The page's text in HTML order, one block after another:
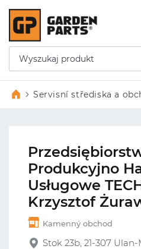
Servisní střediska a
Produkcyjno
Usługowe
Krzysztof
Kamenný obchod
Stok 23b, 21-307